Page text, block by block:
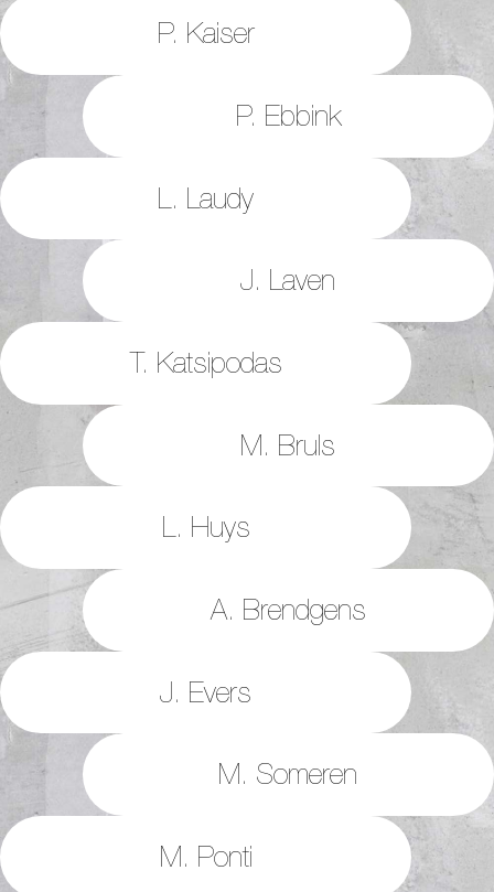
P. Kaiser
P. Ebbink
L. Laudy
J. Laven
T. Katsipodas
M. Bruls
L. Huys
A. Brendgens
J. Evers
M. Someren
M. Ponti